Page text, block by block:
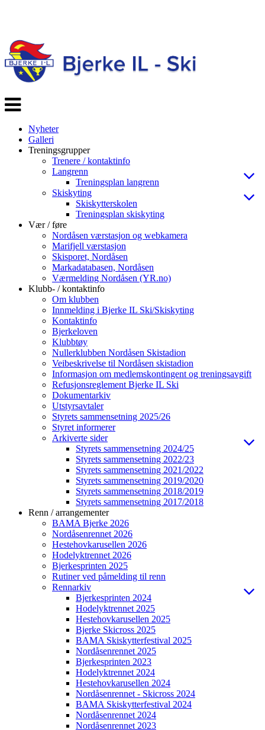
Veksle
navigasjon
Nyheter
Galleri
Treningsgrupper
Trenere / kontaktinfo
Langrenn
Treningsplan langrenn
Skiskyting
Skiskytterskolen
Treningsplan skiskyting
Vær / føre
Nordåsen værstasjon og webkamera
Marifjell værstasjon
Skisporet, Nordåsen
Markadatabasen, Nordåsen
Værmelding Nordåsen (YR.no)
Klubb- / kontaktinfo
Om klubben
Innmelding i Bjerke IL Ski/Skiskyting
Kontaktinfo
Bjerkeloven
Klubbtøy
Nullerklubben Nordåsen Skistadion
Veibeskrivelse til Nordåsen skistadion
Informasjon om medlemskontingent og treningsavgift
Refusjonsreglement Bjerke IL Ski
Dokumentarkiv
Utstyrsavtaler
Styrets sammensetning 2025/26
Styret informerer
Arkiverte sider
Styrets sammensetning 2024/25
Styrets sammensetning 2022/23
Styrets sammensetning 2021/2022
Styrets sammensetning 2019/2020
Styrets sammensetning 2018/2019
Styrets sammensetning 2017/2018
Renn / arrangementer
BAMA Bjerke 2026
Nordåsenrennet 2026
Hestehovkarusellen 2026
Hodelyktrennet 2026
Bjerkesprinten 2025
Rutiner ved påmelding til renn
Rennarkiv
Bjerkesprinten 2024
Hodelyktrennet 2025
Hestehovkarusellen 2025
Bjerke Skicross 2025
BAMA Skiskytterfestival 2025
Nordåsenrennet 2025
Bjerkesprinten 2023
Hodelyktrennet 2024
Hestehovkarusellen 2024
Nordåsenrennet - Skicross 2024
BAMA Skiskytterfestival 2024
Nordåsenrennet 2024
Nordåsenrennet 2023